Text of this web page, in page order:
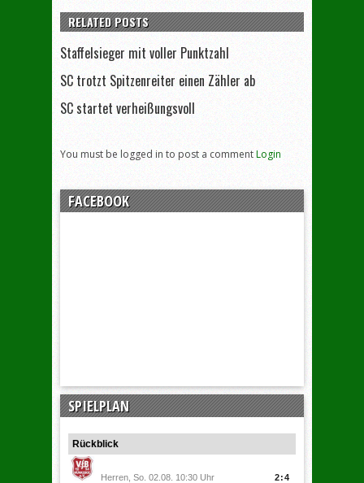
RELATED POSTS
Staffelsieger mit voller Punktzahl
SC trotzt Spitzenreiter einen Zähler ab
SC startet verheißungsvoll
You must be logged in to post a commentLogin
FACEBOOK
SPIELPLAN
Rückblick
Herren, So. 02.08. 10:30 Uhr
2:4